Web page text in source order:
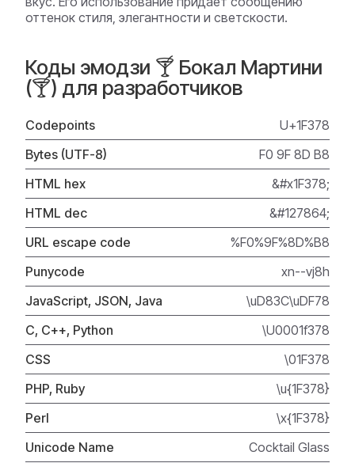
оттенок стиля, элегантности и светскости.
Коды эмодзи 🍸 Бокал Мартини
(🍸) для разработчиков
Codepoints
U+1F378
Bytes (UTF-8)
F0 9F 8D B8
HTML hex
&#x1F378;
HTML dec
&#127864;
URL escape code
%F0%9F%8D%B8
Punycode
xn--vj8h
JavaScript, JSON, Java
\uD83C\uDF78
C, C++, Python
\U0001f378
CSS
\01F378
PHP, Ruby
\u{1F378}
Perl
\x{1F378}
Unicode Name
Cocktail Glass